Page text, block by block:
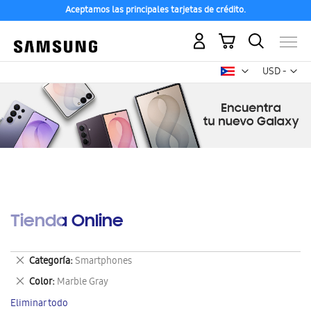
Aceptamos las principales tarjetas de crédito.
USD -
dólar
Mi carrito
Tienda Online
Categoría Smartphones
Eliminar
este
artículo
Color Marble Gray
Eliminar
este
Eliminar todo